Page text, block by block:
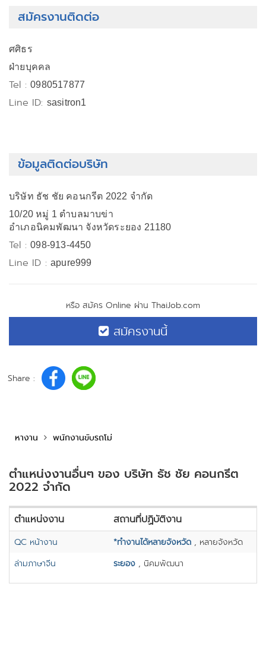
สมัครงานติดต่อ
ศศิธร
ฝ่ายบุคคล
Tel :0980517877
Line ID: sasitron1
ข้อมูลติดต่อบริษัท
บริษัท ธัช ชัย คอนกรีต 2022 จํากัด
10/20 หมู่ 1 ตำบลมาบข่า
อำเภอนิคมพัฒนา จังหวัดระยอง 21180
Tel :098-913-4450
Line ID : apure999
หรือ สมัคร Online ผ่าน ThaiJob.com
สมัครงานนี้
Share :
หางาน พนักงานขับรถโม่
ตำแหน่งงานอื่นๆ ของ บริษัท ธัช ชัย คอนกรีต
2022 จํากัด
ตำแหน่งงาน สถานที่ปฏิบัติงาน
QC หน้างาน *ทำงานได้หลายจังหวัด , หลายจังหวัด
ล่ามภาษาจีน
ระยอง , นิคมพัฒนา